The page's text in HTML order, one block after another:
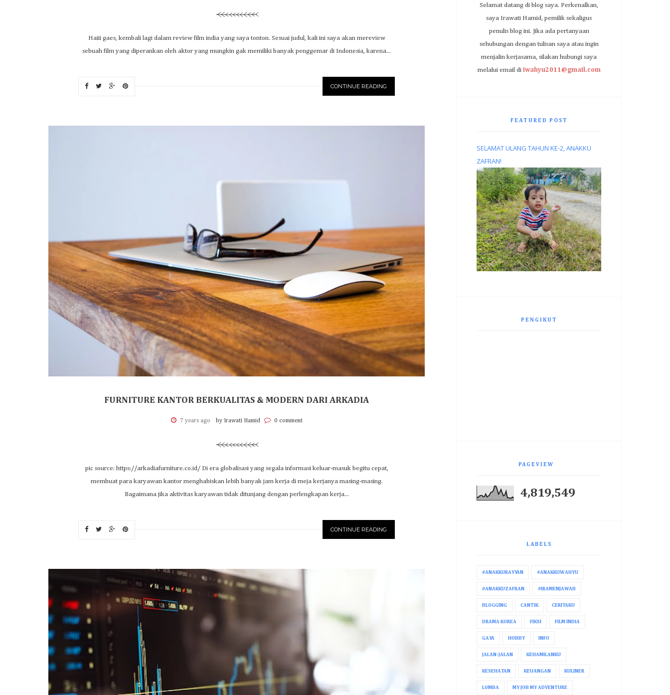
Haiii gaes, kembali lagi dalam review film india yang saya tonton. Sesuai judul, kali ini saya akan mereview
sebuah film yang diperankan oleh aktor yang mungkin gak memiliki banyak penggemar di Indonesia, karena...
CONTINUE READING
FURNITURE KANTOR BERKUALITAS & MODERN DARI ARKADIA
7 years ago by Irawati Hamid 0 comment
pic source: https://arkadiafurniture.co.id/ Di era globalisasi yang segala informasi keluar-masuk begitu cepat,
membuat para karyawan kantor menghabiskan lebih banyak jam kerja di meja kerjanya masing-masing.
Bagaimana jika aktivitas karyawan tidak ditunjang dengan perlengkapan kerja...
CONTINUE READING
Selamat datang di blog saya. Perkenalkan,
saya Irawati Hamid, pemilik sekaligus
penulis blog ini. Jika ada pertanyaan
sehubungan dengan tulisan saya atau ingin
menjalin kerjasama, silakan hubungi saya
melalui email di iwahyu2011@gmail.com
FEATURED POST
SELAMAT ULANG TAHUN KE-2, ANAKKU
ZAFRAN!
PENGIKUT
PAGEVIEW
4,819,549
LABELS
#ANAKKURAYYAN #ANAKKUWAHYU
#ANAKKUZAFRAN #IRAMENJAWAB
BLOGGING CANTIK CERITAKU
DRAMA KOREA FIKSI FILM INDIA
GAYA HOBBY INFO
JALAN-JALAN KEHAMILANKU
KESEHATAN KEUANGAN KULINER
LOMBA MY JOB MY ADVENTURE